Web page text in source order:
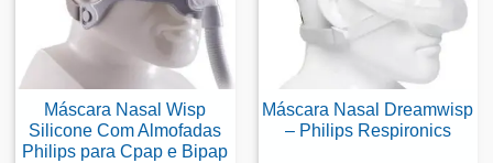
Máscara Nasal Wisp
Silicone Com Almofadas
Philips para Cpap e Bipap
Máscara Nasal Dreamwisp
– Philips Respironics